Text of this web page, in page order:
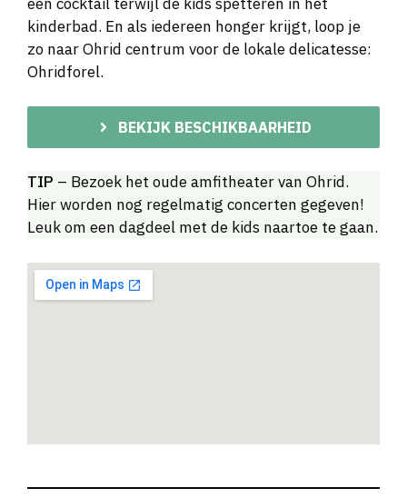
kinderbad. En als iedereen honger krijgt, loop je
zo naar Ohrid centrum voor de lokale delicatesse:
Ohridforel.
BEKIJK BESCHIKBAARHEID
TIP – Bezoek het oude amfitheater van Ohrid.
Hier worden nog regelmatig concerten gegeven!
Leuk om een dagdeel met de kids naartoe te gaan.